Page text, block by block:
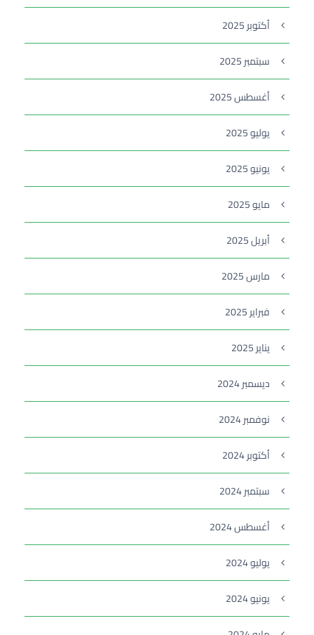
أكتوبر 2025
سبتمبر 2025
أغسطس 2025
يوليو 2025
يونيو 2025
مايو 2025
أبريل 2025
مارس 2025
فبراير 2025
يناير 2025
ديسمبر 2024
نوفمبر 2024
أكتوبر 2024
سبتمبر 2024
أغسطس 2024
يوليو 2024
يونيو 2024